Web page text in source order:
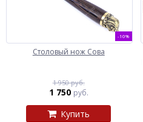
-10%
Столовый нож Сова
1 950 руб.
1 750 руб.
Купить